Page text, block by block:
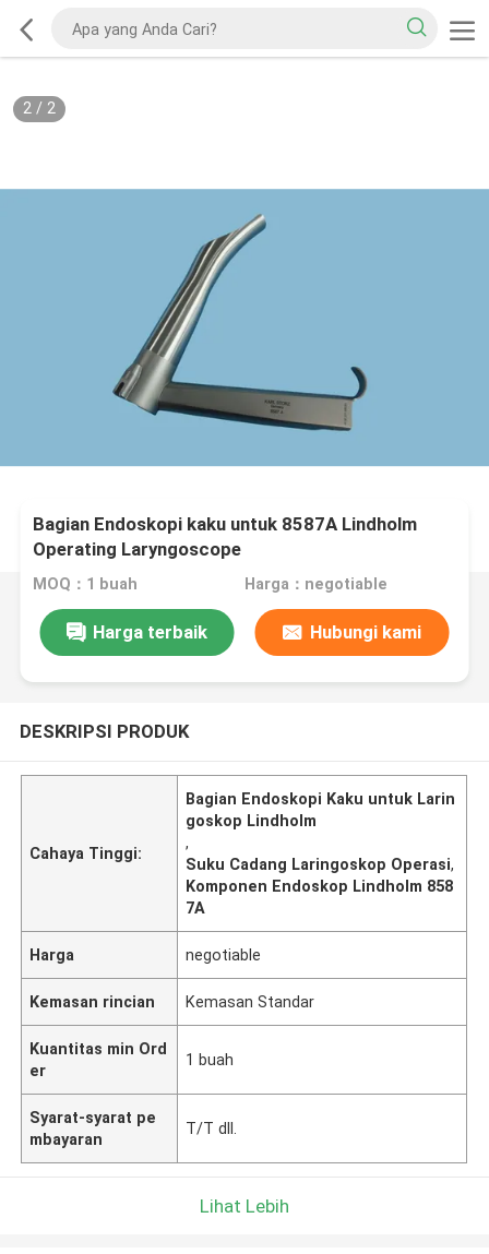
2/ 2
Bagian Endoskopi kaku untuk 8587A Lindholm
Operating Laryngoscope
MOQ：1 buah Harga：negotiable
Harga terbaik Hubungi kami
DESKRIPSI PRODUK
Cahaya Tinggi:
Bagian Endoskopi Kaku untuk Larin
goskop Lindholm
,
Suku Cadang Laringoskop Operasi,
Komponen Endoskop Lindholm 858
7A
Harga negotiable
Kemasan rincian Kemasan Standar
Kuantitas min Ord
er
1 buah
Syarat-syarat pe
mbayaran
T/T dll.
Lihat Lebih